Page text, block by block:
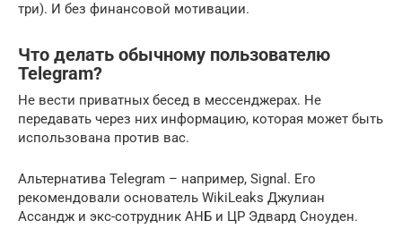
три). И без финансовой мотивации.
Что делать обычному пользователю
Telegram?
Не вести приватных бесед в мессенджерах. Не
передавать через них информацию, которая может быть
использована против вас.
Альтернатива Telegram – например, Signal. Его
рекомендовали основатель WikiLeaks Джулиан
Ассандж и экс-сотрудник АНБ и ЦР Эдвард Сноуден.